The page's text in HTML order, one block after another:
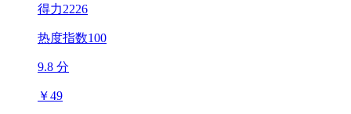
得力2226
热度指数100
9.8 分
￥49